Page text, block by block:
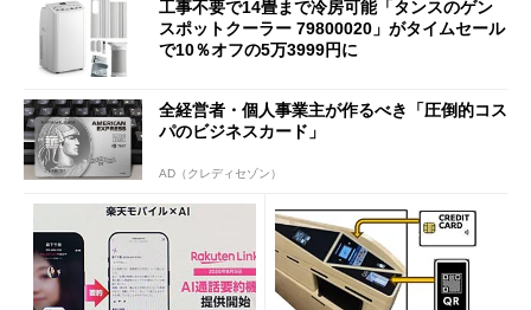
工事不要で14畳まで冷房可能「タンスのゲン
スポットクーラー 79800020」がタイムセール
で10％オフの5万3999円に
全経営者・個人事業主が作るべき「圧倒的コス
パのビジネスカード」
AD（クレディセゾン）